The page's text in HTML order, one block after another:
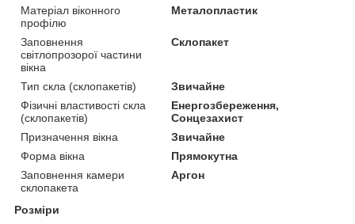
Матеріал віконного
профілю
Металопластик
Заповнення
світлопрозорої частини
вікна
Склопакет
Тип скла (склопакетів)
Звичайне
Фізичні властивості скла
(склопакетів)
Енергозбереження,
Сонцезахист
Призначення вікна
Звичайне
Форма вікна
Прямокутна
Заповнення камери
склопакета
Аргон
Розміри